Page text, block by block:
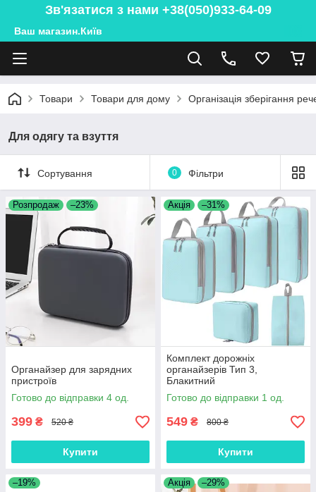
Зв'язатися з нами +38(050)933-64-09
Ваш магазин.Київ
Товари Товари для дому Організація зберігання
Для одягу та взуття
Сортування 0 Фільтри
Розпродаж –23%
Органайзер для зарядних
пристроїв
Готово до відправки 4 од.
399 ₴ 520 ₴
Купити
Акція –31%
Комплект дорожніх
органайзерів Тип 3,
Блакитний
Готово до відправки 1 од.
549 ₴ 800 ₴
Купити
–19% Акція –29%